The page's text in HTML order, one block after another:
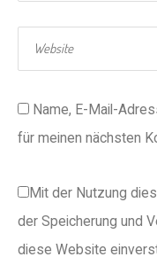
Name, E-Mail-
für meinen nächsten
Mit der Nutzung
der Speicherung und
diese Website